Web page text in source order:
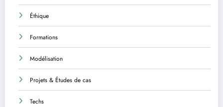
Éthique
Formations
Modélisation
Projets & Études de cas
Techs